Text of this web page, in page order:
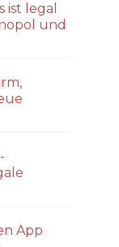
ist legal
und
App